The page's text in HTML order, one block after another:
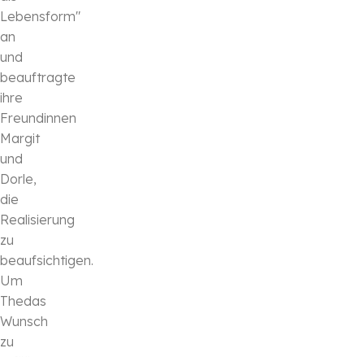
Lebensform"
an
und
beauftragte
ihre
Freundinnen
Margit
und
Dorle,
die
Realisierung
zu
beaufsichtigen.
Um
Thedas
Wunsch
zu